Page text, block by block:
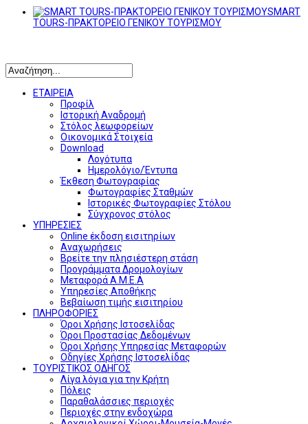
SMART
TOURS-ΠΡΑΚΤΟΡΕΙΟ ΓΕΝΙΚΟΥ ΤΟΥΡΙΣΜΟΥ
ΕΤΑΙΡΕΙΑ
Προφίλ
Ιστορική Αναδρομή
Στόλος λεωφορείων
Οικονομικά Στοιχεία
Download
Λογότυπα
Ημερολόγιο/Έντυπα
Έκθεση Φωτογραφίας
Φωτογραφίες Σταθμών
Ιστορικές Φωτογραφίες Στόλου
Σύγχρονος στόλος
ΥΠΗΡΕΣΙΕΣ
Online έκδοση εισιτηρίων
Αναχωρήσεις
Βρείτε την πλησιέστερη στάση
Προγράμματα Δρομολογίων
Μεταφορά Α.Μ.Ε.Α
Υπηρεσίες Αποθήκης
Βεβαίωση τιμής εισιτηρίου
ΠΛΗΡΟΦΟΡΙΕΣ
Όροι Χρήσης Ιστοσελίδας
Όροι Προστασίας Δεδομένων
Όροι Χρήσης Υπηρεσίας Μεταφορών
Οδηγίες Χρήσης Ιστοσελίδας
ΤΟΥΡΙΣΤΙΚΟΣ ΟΔΗΓΟΣ
Λίγα λόγια για την Κρήτη
Πόλεις
Παραθαλάσσιες περιοχές
Περιοχές στην ενδοχώρα